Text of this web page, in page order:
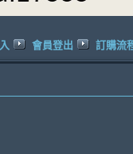
會員登出 訂購流